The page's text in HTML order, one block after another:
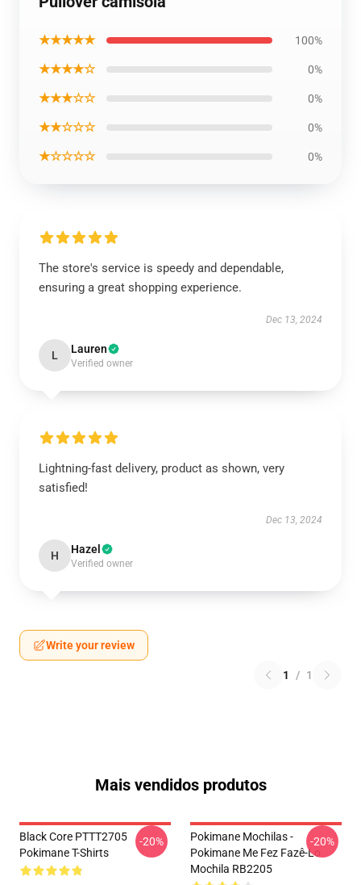
★★★★★ 100%
★★★★☆ 0%
★★★☆☆ 0%
★★☆☆☆ 0%
★☆☆☆☆ 0%
The store's service is speedy and dependable,
ensuring a great shopping experience.
Dec 13, 2024
L Lauren
Verified owner
Lightning-fast delivery, product as shown, very
satisfied!
Dec 13, 2024
H Hazel
Verified owner
Write your review
1 / 1
Mais vendidos produtos
Black Core PTTT2705
Pokimane T-Shirts
-20%
Pokimane Mochilas -
Pokimane Me Fez Fazê-Lo
Mochila RB2205
-20%